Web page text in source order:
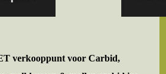
verkooppunt voorCarbid,